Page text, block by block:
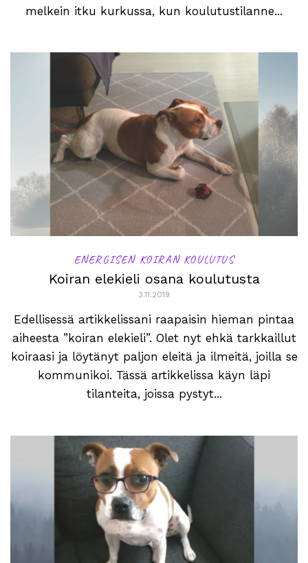
melkein itku kurkussa, kun koulutustilanne...
ENERGISEN KOIRAN KOULUTUS
Koiran elekieli osana koulutusta
3.11.2019
Edellisessä artikkelissani raapaisin hieman pintaa
aiheesta ”koiran elekieli”. Olet nyt ehkä tarkkaillut
koiraasi ja löytänyt paljon eleitä ja ilmeitä, joilla se
kommunikoi. Tässä artikkelissa käyn läpi
tilanteita, joissa pystyt...